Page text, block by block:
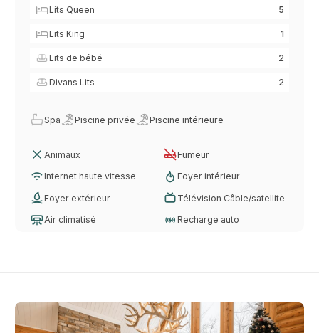
Lits Queen 5
Lits King 1
Lits de bébé 2
Divans Lits 2
Spa Piscine privée Piscine intérieure
Animaux Fumeur
Internet haute vitesse Foyer intérieur
Foyer extérieur Télévision Câble/satellite
Air climatisé Recharge auto